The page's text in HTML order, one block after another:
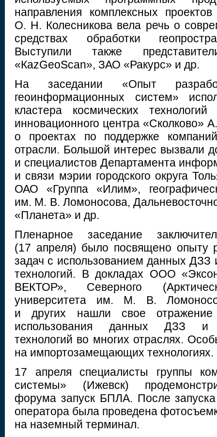
направления комплексных
О. Н. Колесникова вела речь о
средствах обработки
Выступили также
«КazGeoScan», ЗАО «Ракурс» и др.
На заседании «Опыт
геоинформационных систем»
кластера космических
инновационного центра «Сколково»
о проектах по поддержке
отрасли. Большой интерес вызвали
и специалистов Департамента
и связи мэрии городского округа
ОАО «Группа «Илим»,
им. М. В. Ломоносова,
«Планета» и др.
Пленарное заседание
(17 апреля) было посвящено опыту
задач с использованием данных
технологий. В докладах ООО
ВЕКТОР», Северного
университета им. М. В.
и других нашли свое отражение
использования данных ДЗЗ и
технологий во многих отраслях.
на импортозамещающих технологиях.
17 апреля специалисты группы
системы» (Ижевск)
форума запуск БПЛА. После
оператора была проведена
на наземный терминал.